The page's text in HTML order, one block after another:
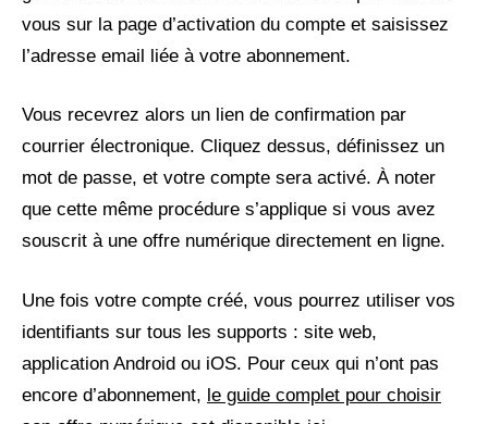
vous sur la page d’activation du compte et saisissez
l’adresse email liée à votre abonnement.
Vous recevrez alors un lien de confirmation par
courrier électronique. Cliquez dessus, définissez un
mot de passe, et votre compte sera activé. À noter
que cette même procédure s’applique si vous avez
souscrit à une offre numérique directement en ligne.
Une fois votre compte créé, vous pourrez utiliser vos
identifiants sur tous les supports : site web,
application Android ou iOS. Pour ceux qui n’ont pas
encore d’abonnement, le guide complet pour choisir